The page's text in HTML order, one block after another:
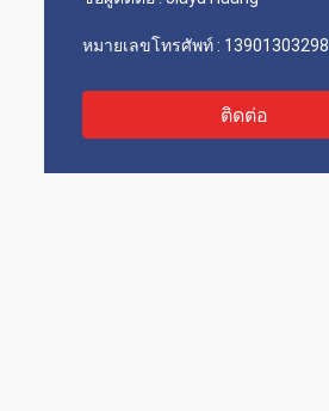
หมายเลขโทรศัพท์ : 13901303298
ติดต่อ